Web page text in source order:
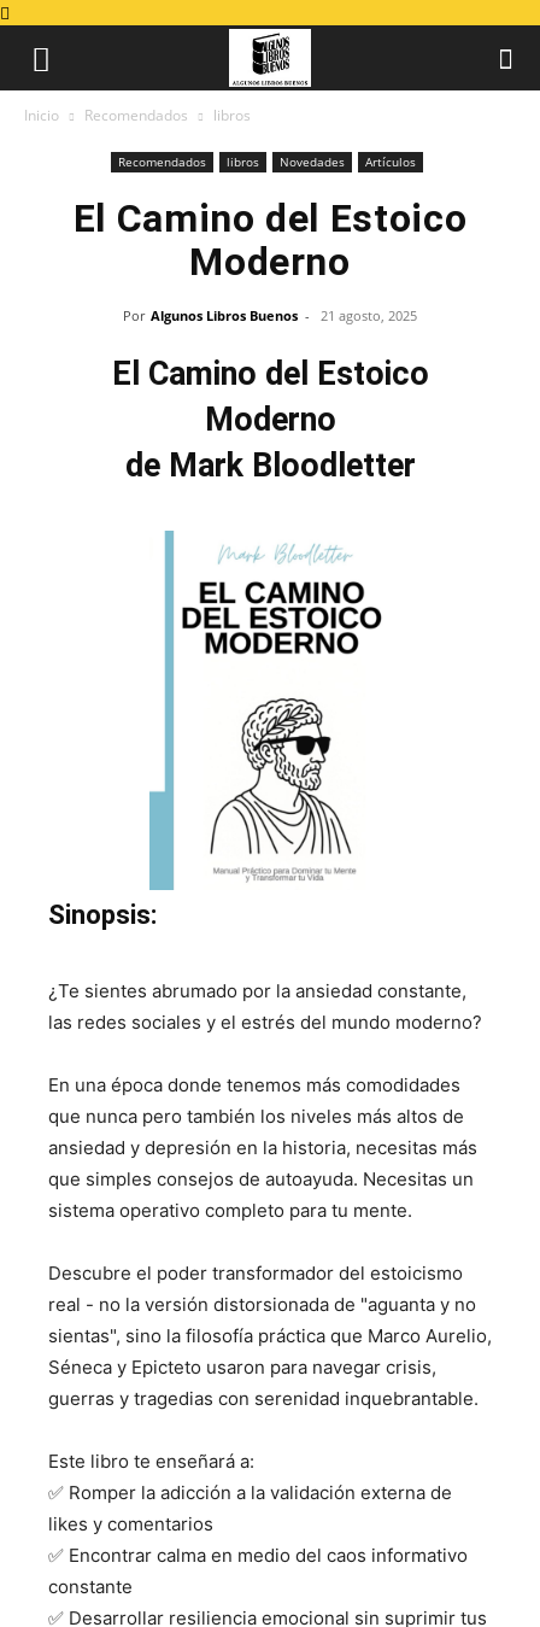
Inicio Recomendados libros
Recomendados libros Novedades Artículos
El Camino del Estoico
Moderno
Por Algunos Libros Buenos - 21 agosto, 2025
El Camino del Estoico
Moderno
de Mark Bloodletter
Sinopsis:
¿Te sientes abrumado por la ansiedad constante,
las redes sociales y el estrés del mundo moderno?
En una época donde tenemos más comodidades
que nunca pero también los niveles más altos de
ansiedad y depresión en la historia, necesitas más
que simples consejos de autoayuda. Necesitas un
sistema operativo completo para tu mente.
Descubre el poder transformador del estoicismo
real - no la versión distorsionada de "aguanta y no
sientas", sino la filosofía práctica que Marco Aurelio,
Séneca y Epicteto usaron para navegar crisis,
guerras y tragedias con serenidad inquebrantable.
Este libro te enseñará a:
✅ Romper la adicción a la validación externa de
likes y comentarios
✅ Encontrar calma en medio del caos informativo
constante
✅ Desarrollar resiliencia emocional sin suprimir tus